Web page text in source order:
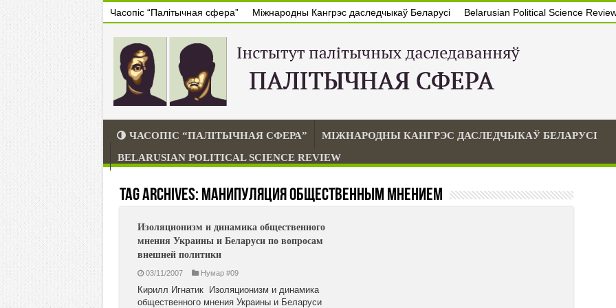
Часопіс “Палітычная сфера” Міжнародны Кангрэс даследчыкаў Беларусі Belarusian Political Science
ЧАСОПІС “ПАЛІТЫЧНАЯ СФЕРА”
МІЖНАРОДНЫ КАНГРЭС ДАСЛЕДЧЫКАЎ БЕЛАРУСІ
BELARUSIAN POLITICAL SCIENCE REVIEW
Tag Archives: манипуляция общественным мнением
Изоляционизм и динамика общественного
мнения Украины и Беларуси по вопросам
внешней политики
03/11/2007 Нумар #09
Кирилл Игнатик Изоляционизм и динамика
общественного мнения Украины и Беларуси